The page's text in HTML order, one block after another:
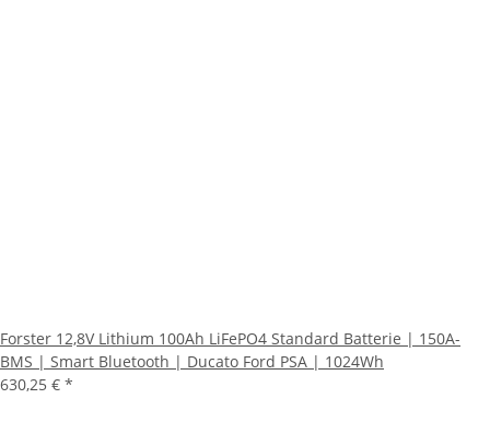
Forster 12,8V Lithium 100Ah LiFePO4 Standard Batterie | 150A-
BMS | Smart Bluetooth | Ducato Ford PSA | 1024Wh
630,25 € *